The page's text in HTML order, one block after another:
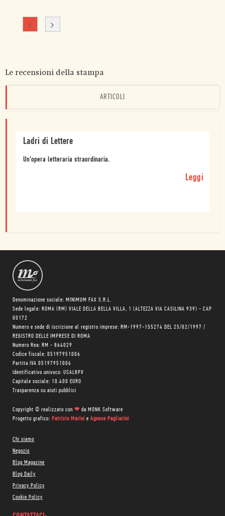
Le recensioni della stampa
ARTICOLI
Ladri di Lettere
Un'opera letteraria straordinaria.
Leggi
Denominazione sociale: MINIMUM FAX S.R.L.
Sede legale: ROMA (RM) VIALE DELLA BELLA VILLA, 1 (ALTEZZA VIA CASILINA 939) - CAP
00172
Numero e sede di iscrizione al registro imprese: RM-1997-155274 DEL 25/02/1997 /
REGISTRO DELLE IMPRESE DI ROMA
Numero Rea: RM - 864029
Codice fiscale: 05197951006
Partita IVA 05197951006
Identificativo univoco: USAL8PV
Capitale sociale: 10.400 EURO
Trasparenza su aiuti pubblici
Copyright © realizzato con ❤ da MONK Software
Progetto grafico: Patrizio Marini e Agnese Pagliarini
Chi siamo
Negozio
Blog Magazine
Blog Daily
Privacy Policy
Cookie Policy